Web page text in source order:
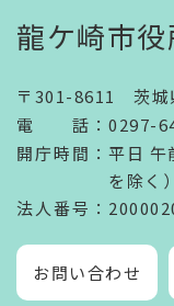
龍ケ崎市役
〒301-8611 茨城
電話 ： 0297-
開庁時間 ： 平日 午
を除く）
法人番号 ：
お問い合わせ